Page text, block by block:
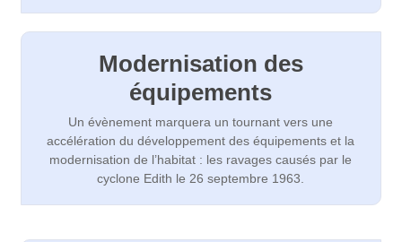
Modernisation des
équipements
Un évènement marquera un tournant vers une
accélération du développement des équipements et la
modernisation de l’habitat : les ravages causés par le
cyclone Edith le 26 septembre 1963.